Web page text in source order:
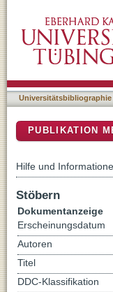
Universitätsbibliographie
PUBLIKATION
Hilfe und
Stöbern
Dokumentanzeige
Erscheinungsdatum
Autoren
Titel
DDC-Klassifikation